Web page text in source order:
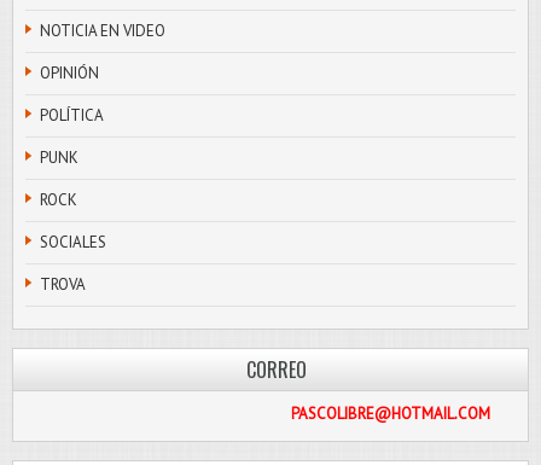
NOTICIA EN VIDEO
OPINIÓN
POLÍTICA
PUNK
ROCK
SOCIALES
TROVA
CORREO